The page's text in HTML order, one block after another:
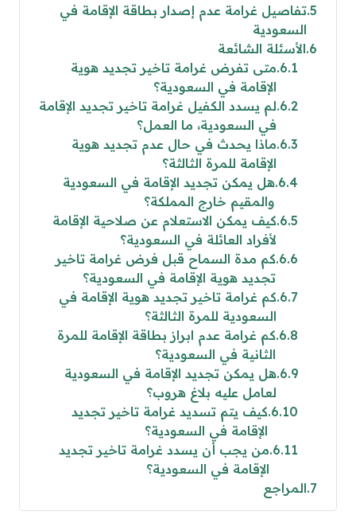
5 تفاصيل غرامة عدم إصدار بطاقة الإقامة في
السعودية
6 الأسئلة الشائعة
6.1 متى تفرض غرامة تاخير تجديد هوية
الإقامة في السعودية؟
6.2 لم يسدد الكفيل غرامة تاخير تجديد الإقامة
في السعودية، ما العمل؟
6.3 ماذا يحدث في حال عدم تجديد هوية
الإقامة للمرة الثالثة؟
6.4 هل يمكن تجديد الإقامة في السعودية
والمقيم خارج المملكة؟
6.5 كيف يمكن الاستعلام عن صلاحية الإقامة
لأفراد العائلة في السعودية؟
6.6 كم مدة السماح قبل فرض غرامة تاخير
تجديد هوية الإقامة في السعودية؟
6.7 كم غرامة تاخير تجديد هوية الإقامة في
السعودية للمرة الثالثة؟
6.8 كم غرامة عدم ابراز بطاقة الإقامة للمرة
الثانية في السعودية؟
6.9 هل يمكن تجديد الإقامة في السعودية
لعامل عليه بلاغ هروب؟
6.10 كيف يتم تسديد غرامة تاخير تجديد
الإقامة في السعودية؟
6.11 من يجب أن يسدد غرامة تاخير تجديد
الإقامة في السعودية؟
7 المراجع